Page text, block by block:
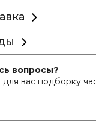
вопросы?
для вас подборку